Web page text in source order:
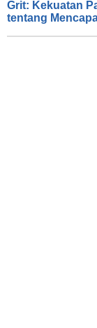
Grit: Kekuatan
tentang